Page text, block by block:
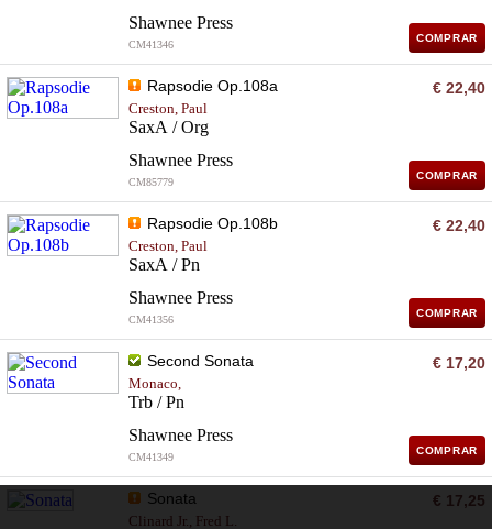
Shawnee Press
CM41346
COMPRAR
Rapsodie Op.108a
Creston, Paul
SaxA / Org
Shawnee Press
CM85779
€ 22,40
COMPRAR
Rapsodie Op.108b
Creston, Paul
SaxA / Pn
Shawnee Press
CM41356
€ 22,40
COMPRAR
Second Sonata
Monaco,
Trb / Pn
Shawnee Press
CM41349
€ 17,20
COMPRAR
Sonata
Clinard Jr., Fred L.
€ 17,25